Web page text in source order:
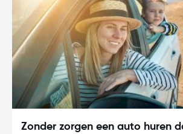
Zonder zorgen een auto huren